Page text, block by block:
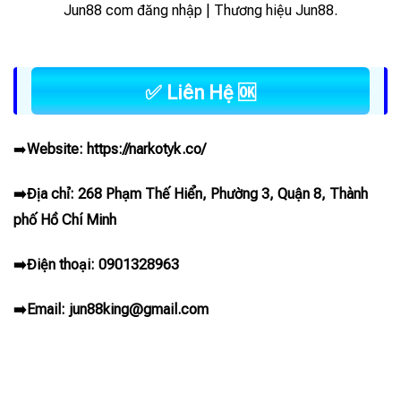
Jun88 com đăng nhập | Thương hiệu Jun88.
✅ Liên Hệ 🆗
➡️Website: https://narkotyk.co/
➡️Địa chỉ: 268 Phạm Thế Hiển, Phường 3, Quận 8, Thành
phố Hồ Chí Minh
➡️Điện thoại: 0901328963
➡️Email: jun88king@gmail.com